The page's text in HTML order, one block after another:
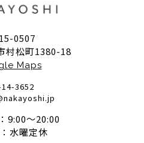
0507
村松町1380-18
Maps
3652
9:00〜20:00
水曜定休